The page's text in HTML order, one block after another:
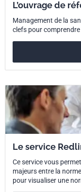
L’ouvrage de
Management de la
clefs pour
Le service
Ce service vous
majeurs entre la
pour visualiser une